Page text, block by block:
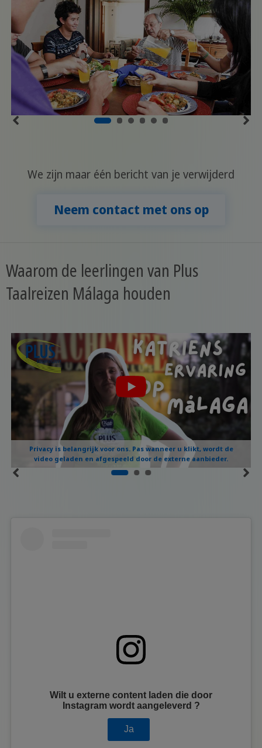
We zijn maar één bericht van je verwijderd
Neem contact met ons op
Waarom de leerlingen van Plus
Taalreizen Málaga houden
Privacy is belangrijk voor ons. Pas wanneer u klikt, wordt de
video geladen en afgespeeld door de externe aanbieder.
Wilt u externe content laden die door
Instagramwordt aangeleverd ?
Ja